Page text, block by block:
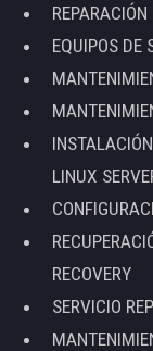
EQUIPOS DE
LINUX
RECOVERY
SERVICIO